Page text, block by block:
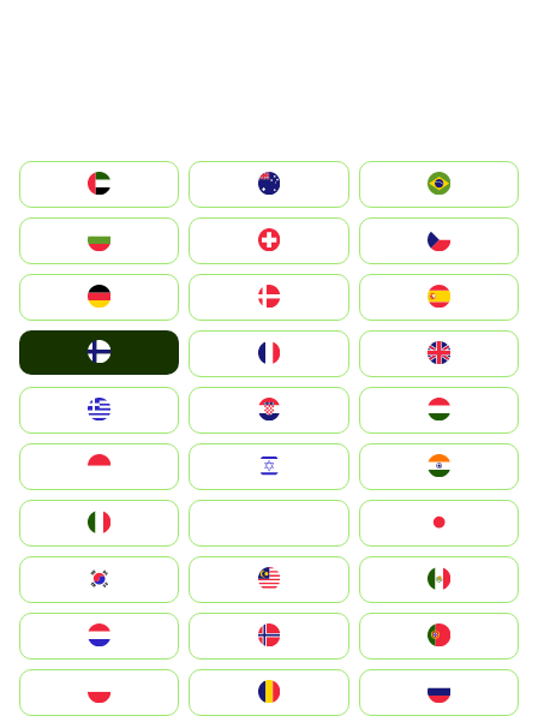
الإمارات العربية المتحدة
Switzerland
Deutschland
United Kingdom
Magyarország
South Korea